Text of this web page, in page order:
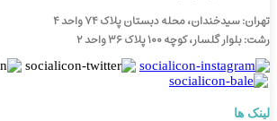
تهران: سیدخندان، محله دبستان پلاک ۷۴ واحد ۴
رشت: بلوار گلسار، کوچه ۱۰۰ پلاک ۳۶ واحد ۲
لینک ها